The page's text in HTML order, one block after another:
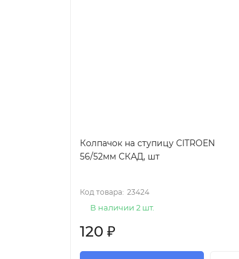
Колпачок на ступицу CITROEN
56/52мм СКАД, шт
Код товара: 23424
В наличии 2 шт.
120 ₽